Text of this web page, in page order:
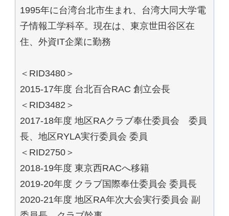
1995年に台湾台北市生まれ、台湾大同大学電
子情報工学科卒。現在は、東京世田谷区在
住、外資IT企業に勤務
＜RID3480＞
2015-17年度 台北百合RAC 創立会長
＜RID3482＞
2017-18年度 地区RAクラブ奉仕委員会 委員
長、地区RYLA実行委員会 委員
＜RID2750＞
2018-19年度 東京西RACへ移籍
2019-20年度 クラブ国際奉仕委員会 委員長
2020-21年度 地区RA年次大会実行委員会 副